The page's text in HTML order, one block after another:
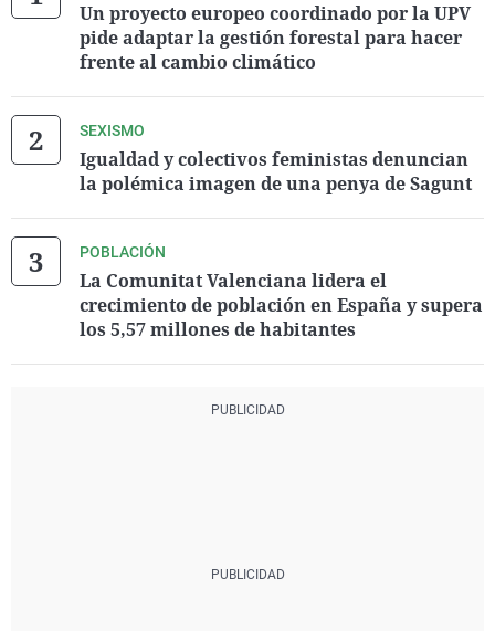
Un proyecto europeo coordinado por la UPV
pide adaptar la gestión forestal para hacer
frente al cambio climático
SEXISMO
Igualdad y colectivos feministas denuncian
la polémica imagen de una penya de Sagunt
POBLACIÓN
La Comunitat Valenciana lidera el
crecimiento de población en España y supera
los 5,57 millones de habitantes